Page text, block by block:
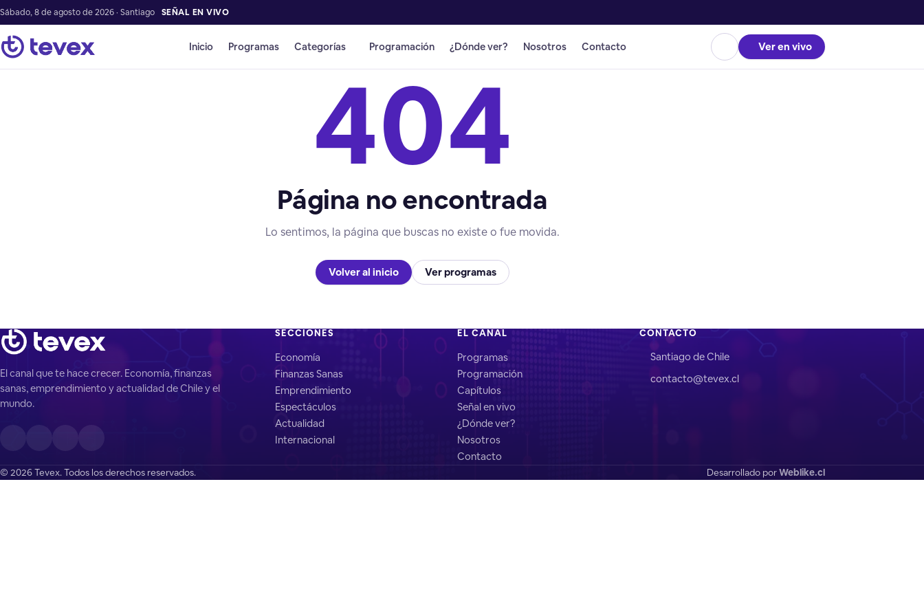
Sábado, 8 de agosto de 2026 · Santiago SEÑAL EN VIVO
Inicio Programas Categorías Programación ¿Dónde ver? Nosotros Contacto Ver en vivo
404
Página no encontrada
Lo sentimos, la página que buscas no existe o fue movida.
Volver al inicio Ver programas
El canal que te hace crecer. Economía, finanzas
sanas, emprendimiento y actualidad de Chile y el
mundo.
SECCIONES
Economía
Finanzas Sanas
Emprendimiento
Espectáculos
Actualidad
Internacional
EL CANAL
Programas
Programación
Capítulos
Señal en vivo
¿Dónde ver?
Nosotros
Contacto
CONTACTO
Santiago de Chile
contacto@tevex.cl
© 2026 Tevex. Todos los derechos reservados. Desarrollado porWeblike.cl